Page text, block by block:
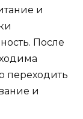
и
После
переходить
и